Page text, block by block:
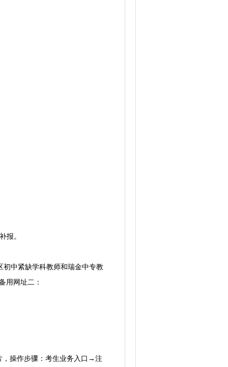
报。
中紧缺学科教师和瑞金中专教
用网址二：
操作步骤：考生业务入口→注